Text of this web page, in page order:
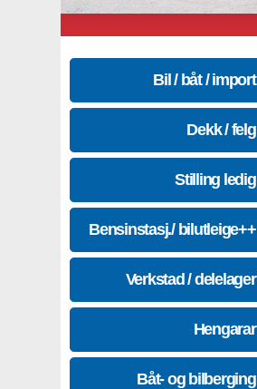
Bil / båt / import
Dekk / felg
Stilling ledig
Bensinstasj./ bilutleige++
Verkstad / delelager
Hengarar
Båt- og bilberging